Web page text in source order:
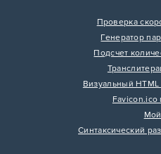
Проверка
Генератор
Подсчет
Визуальный
Favicon.ico
Синтаксический